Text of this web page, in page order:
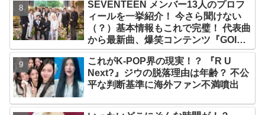
なりの大ヒット
SEVENTEEN メンバー13人のプロフ
ィールを一挙紹介！ 今さら聞けない
（？）基本情報もこれで完璧！ 代表曲
から最新曲、爆笑コンテンツ『GOING
SEVENTEEN』まで・・VERY NICE
な魅力が満載
これがK-POP界の現実！？ 『R U
Next?』ジウの脱落理由は年齢？ 不公
平な判断基準に海外ファン不満噴出